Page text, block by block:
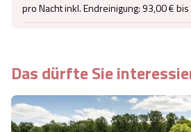
Das dürfte Sie
pro Nacht inkl. Endreinigung: 93,00 €